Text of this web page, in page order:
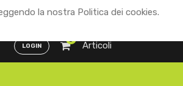
la nostra Politica dei cookies.
Distributori ENG ITA
LOGIN
0
Articoli